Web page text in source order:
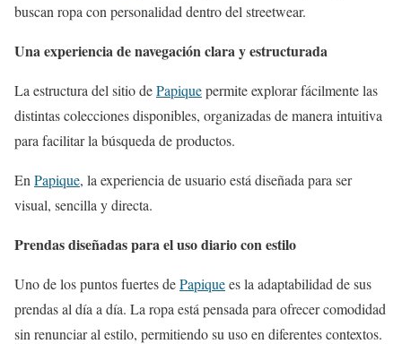
buscan ropa con personalidad dentro del streetwear.
Una experiencia de navegación clara y estructurada
La estructura del sitio dePapiquepermite explorar fácilmente las
distintas colecciones disponibles, organizadas de manera intuitiva
para facilitar la búsqueda de productos.
En Papique, la experiencia de usuario está diseñada para ser
visual, sencilla y directa.
Prendas diseñadas para el uso diario con estilo
Uno de los puntos fuertes dePapiquees la adaptabilidad de sus
prendas al día a día. La ropa está pensada para ofrecer comodidad
sin renunciar al estilo, permitiendo su uso en diferentes contextos.